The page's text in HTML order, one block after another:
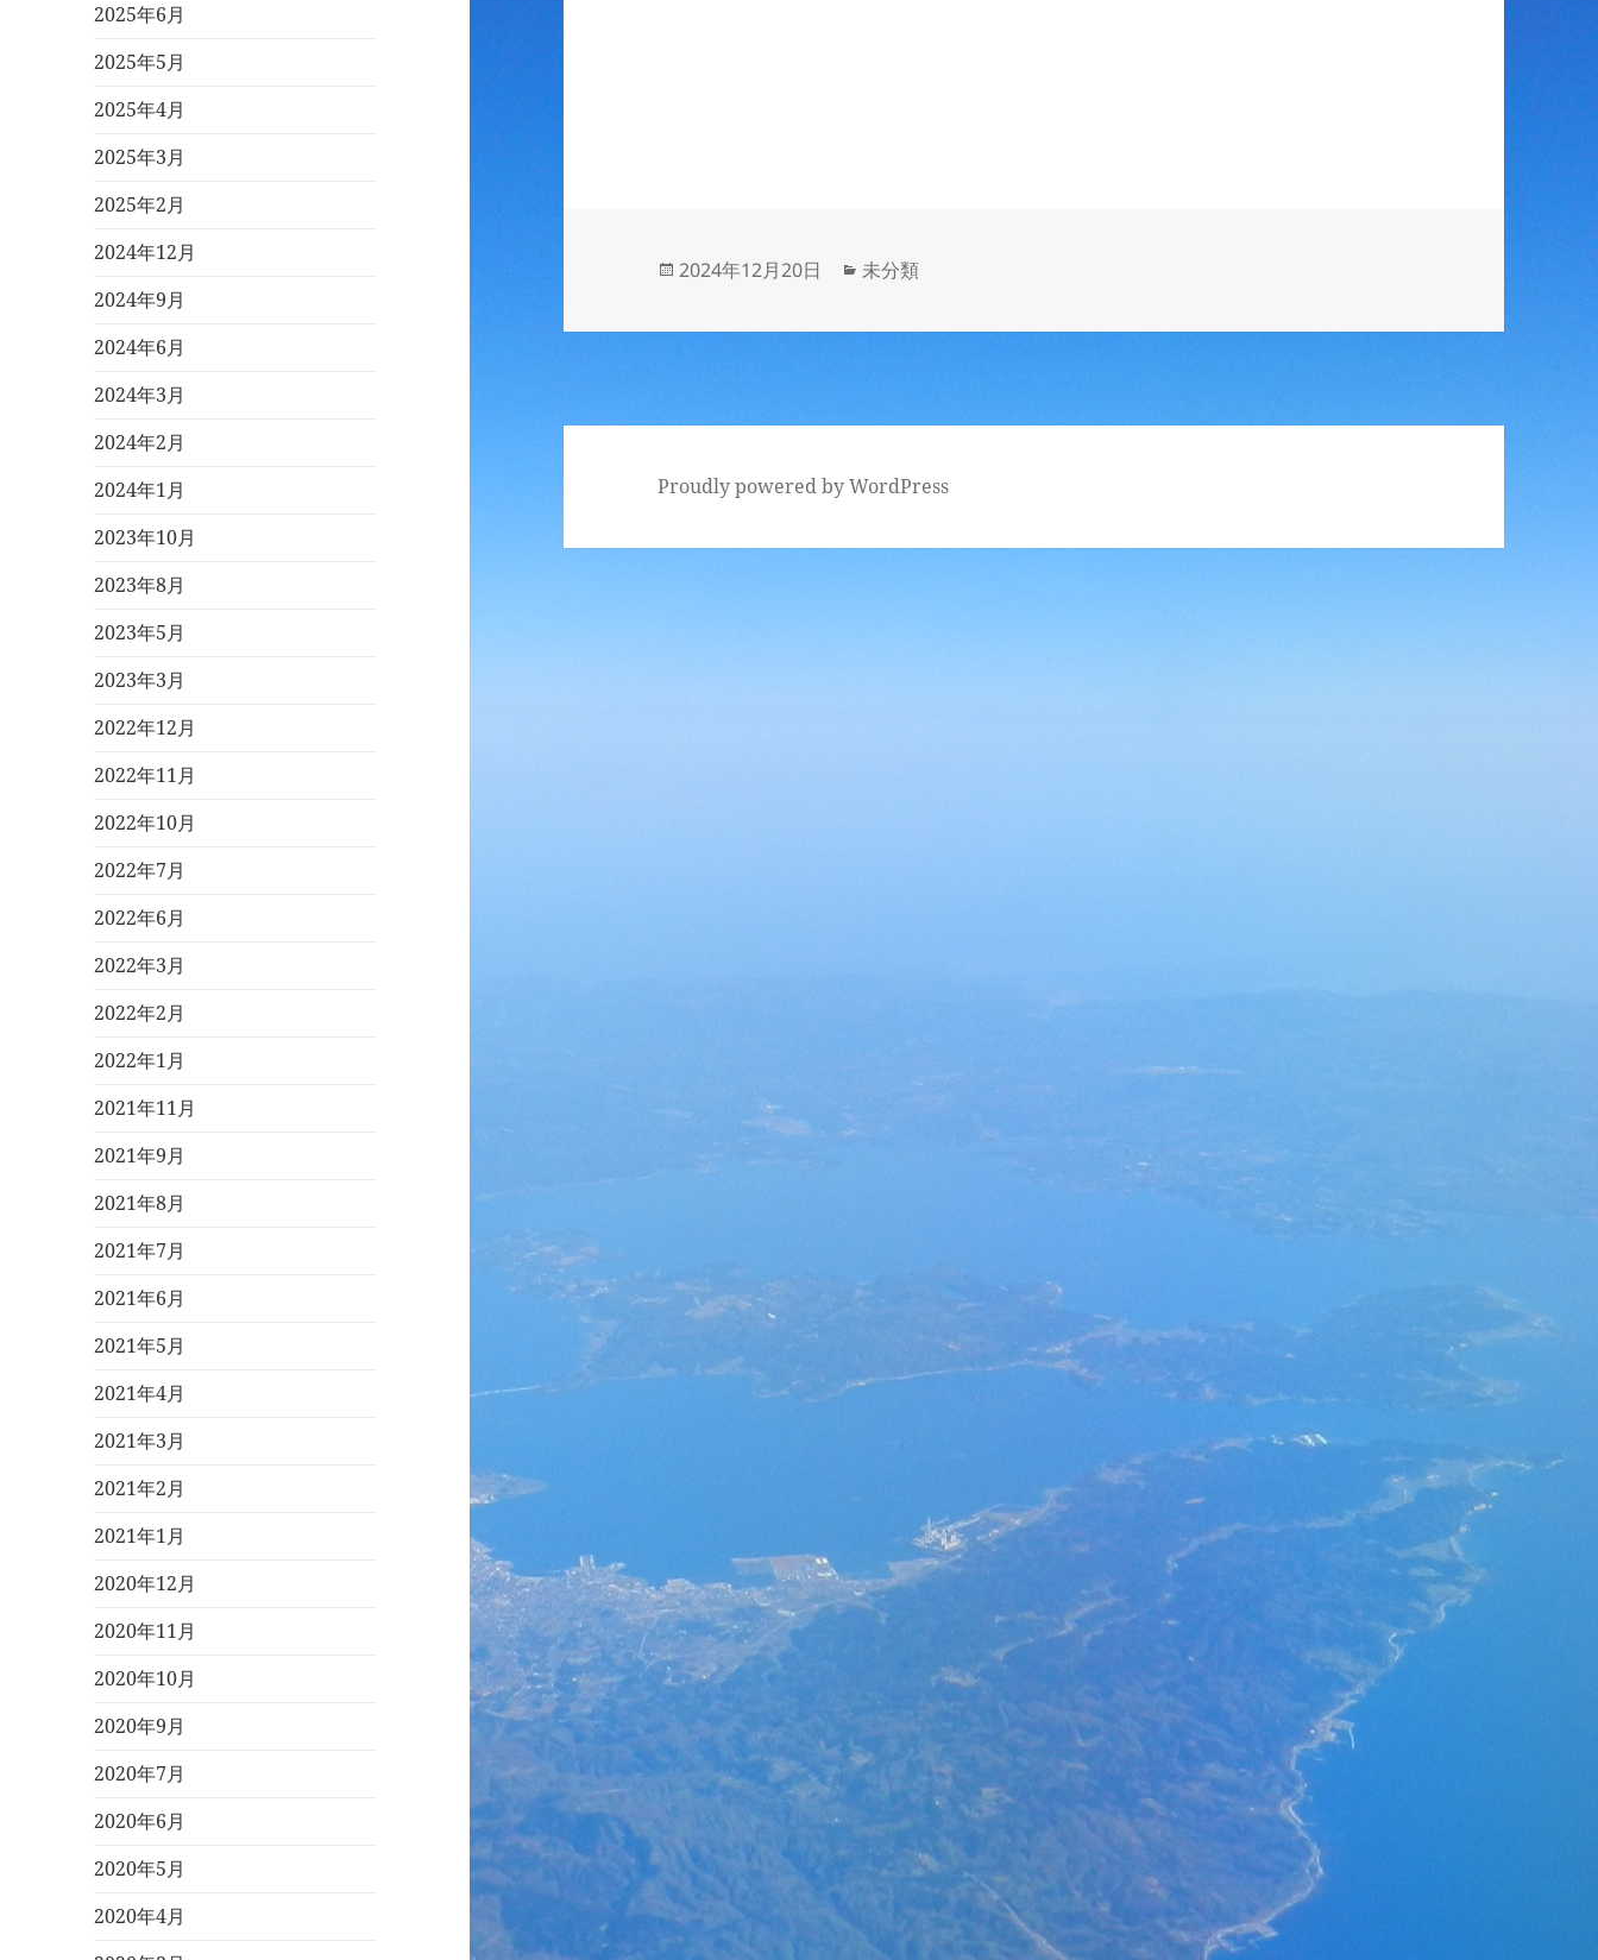
2025年6月
2025年5月
2025年4月
2025年3月
2025年2月
2024年12月
2024年9月
2024年6月
2024年3月
2024年2月
2024年1月
2023年10月
2023年8月
2023年5月
2023年3月
2022年12月
2022年11月
2022年10月
2022年7月
2022年6月
2022年3月
2022年2月
2022年1月
2021年11月
2021年9月
2021年8月
2021年7月
2021年6月
2021年5月
2021年4月
2021年3月
2021年2月
2021年1月
2020年12月
2020年11月
2020年10月
2020年9月
2020年7月
2020年6月
2020年5月
2020年4月
投
日:
2024年12月20日
カ
ゴ
未分類
Proudly powered by WordPress